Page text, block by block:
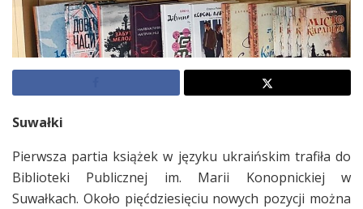
Suwałki
Pierwsza partia książek w języku ukraińskim trafiła do
Biblioteki Publicznej im. Marii Konopnickiej w
Suwałkach. Około pięćdziesięciu nowych pozycji można